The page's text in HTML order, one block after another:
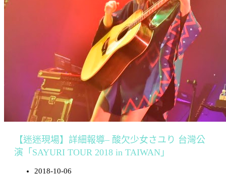
【迷迷現場】詳細報導– 酸欠少女さユり 台灣公
演「SAYURI TOUR 2018 in TAIWAN」
2018-10-06